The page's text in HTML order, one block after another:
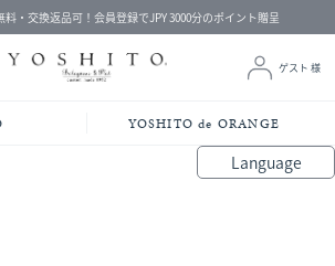
・交換返品可！会員登録でJPY 3000分のポイント贈呈
ゲスト 様
YOSHITO de ORANGE
Language